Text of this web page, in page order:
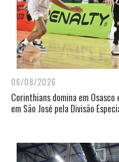
06/08/2026
Corinthians domina em
em São José pela Divisão